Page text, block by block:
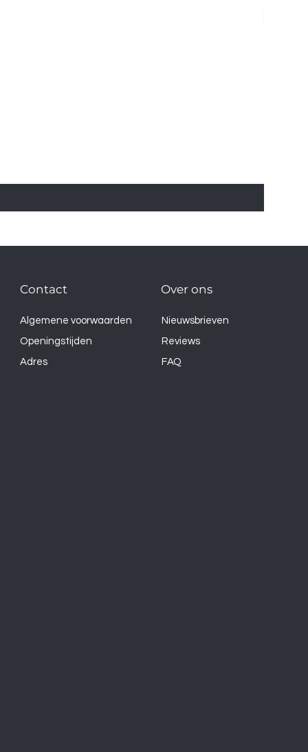
Over ons
Nieuwsbrieven
Reviews
FAQ
Contact
Algemene voorwaarden
Openingstijden
Adres